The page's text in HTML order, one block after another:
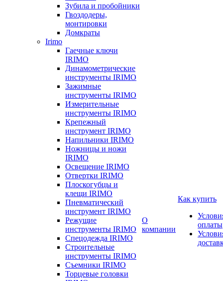
Зубила и пробойники
Гвоздодеры,
монтировки
Домкраты
Irimo
Гаечные ключи
IRIMO
Динамометрические
инструменты IRIMO
Зажимные
инструменты IRIMO
Измерительные
инструменты IRIMO
Крепежный
инструмент IRIMO
Напильники IRIMO
Ножницы и ножи
IRIMO
Освещение IRIMO
Отвертки IRIMO
Плоскогубцы и
клещи IRIMO
Пневматический
инструмент IRIMO
Режущие
инструменты IRIMO
Спецодежда IRIMO
Строительные
инструменты IRIMO
Съемники IRIMO
Торцевые головки
О
компании
Как купить
оплаты